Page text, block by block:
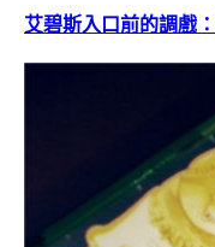
艾碧斯入口前的調戲